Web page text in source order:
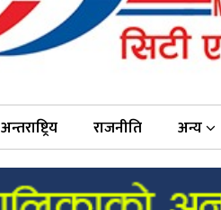
अन्तराष्ट्रिय राजनीति अन्य